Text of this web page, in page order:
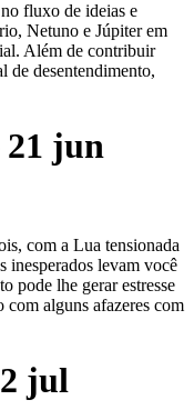
fluxo de ideias e
Netuno e Júpiter em
Além de contribuir
de desentendimento,
21 jun
com a Lua tensionada
inesperados levam você
pode lhe gerar estresse
alguns afazeres com
jul